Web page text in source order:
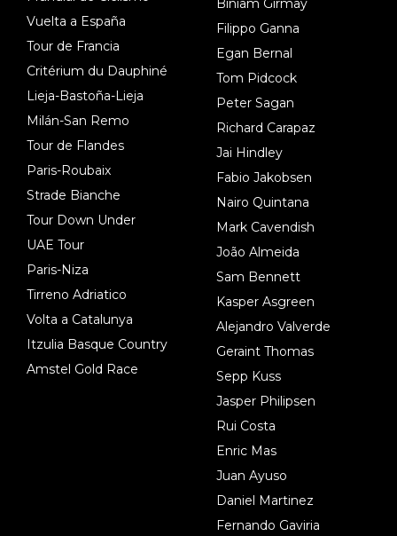
Vuelta a España
Tour de Francia
Critérium du Dauphiné
Lieja-Bastoña-Lieja
Milán-San Remo
Tour de Flandes
Paris-Roubaix
Strade Bianche
Tour Down Under
UAE Tour
Paris-Niza
Tirreno Adriatico
Volta a Catalunya
Itzulia Basque Country
Amstel Gold Race
Biniam Girmay
Filippo Ganna
Egan Bernal
Tom Pidcock
Peter Sagan
Richard Carapaz
Jai Hindley
Fabio Jakobsen
Nairo Quintana
Mark Cavendish
João Almeida
Sam Bennett
Kasper Asgreen
Alejandro Valverde
Geraint Thomas
Sepp Kuss
Jasper Philipsen
Rui Costa
Enric Mas
Juan Ayuso
Daniel Martinez
Fernando Gaviria